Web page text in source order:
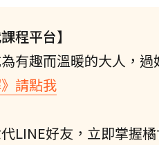
程平台】
有趣而溫暖的大人，
請點我
LINE好友，立即掌握